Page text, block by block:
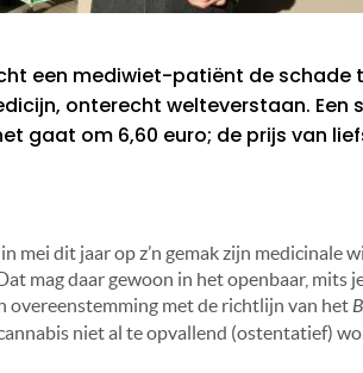
een mediwiet-patiënt de schade
onterecht welteverstaan. Een
gaat om 6,60 euro; de prijs van
mei dit jaar op z’n gemak zijn medicinale
mag daar gewoon in het openbaar, mits
overeenstemming met de richtlijn van het
niet al te opvallend (ostentatief)